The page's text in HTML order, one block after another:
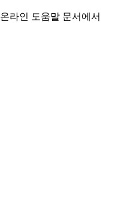
라인 도움말 문서에서